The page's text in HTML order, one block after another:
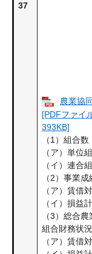
37
農業協
[PDFファイ
393KB]
（1）組合数
（ア）単位
（イ）連合
（2）事業成
（ア）賃借
（イ）損益
（3）総合
組合財務状況
（ア）賃借